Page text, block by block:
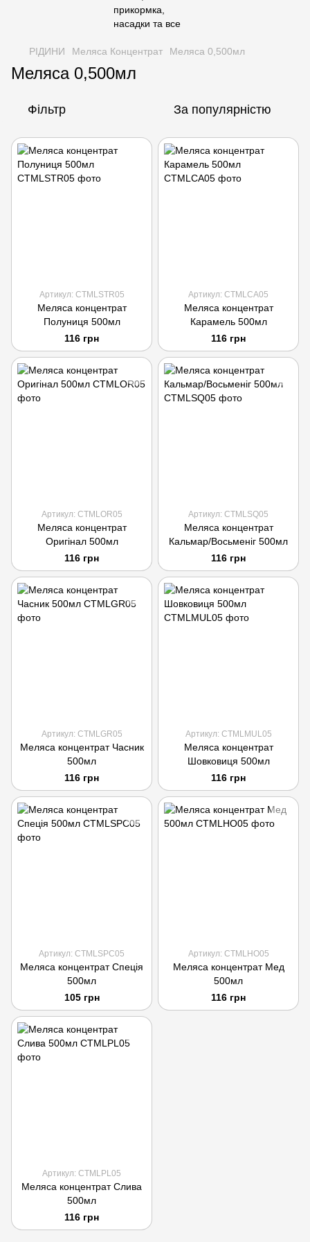
РІДИНИ Меляса Концентрат Меляса 0,500мл
Меляса 0,500мл
Фільтр За популярністю
Артикул: CTMLSTR05
Меляса концентрат
Полуниця 500мл
116 грн
Артикул: CTMLCA05
Меляса концентрат
Карамель 500мл
116 грн
Артикул: CTMLOR05
Меляса концентрат
Оригінал 500мл
116 грн
Артикул: CTMLSQ05
Меляса концентрат
Кальмар/Восьменіг 500мл
116 грн
Артикул: CTMLGR05
Меляса концентрат Часник
500мл
116 грн
Артикул: CTMLMUL05
Меляса концентрат
Шовковиця 500мл
116 грн
Артикул: CTMLSPC05
Меляса концентрат Спеція
500мл
105 грн
Артикул: CTMLHO05
Меляса концентрат Мед
500мл
116 грн
Артикул: CTMLPL05
Меляса концентрат Слива
500мл
116 грн